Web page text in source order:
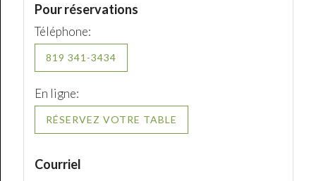
Pour réservations
Téléphone:
819 341-3434
En ligne:
RÉSERVEZ VOTRE TABLE
Courriel